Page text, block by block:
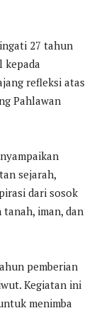
27 tahun
kepada
refleksi atas
Pahlawan
sejarah,
dari sosok
iman, dan
pemberian
Kegiatan ini
menimba